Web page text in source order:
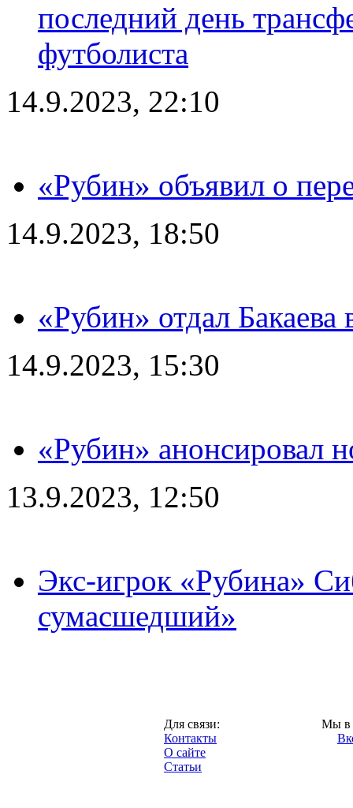
последний день
футболиста
14.9.2023, 22:10
«Рубин» объявил о
14.9.2023, 18:50
«Рубин» отдал
14.9.2023, 15:30
«Рубин» анонсировал
13.9.2023, 12:50
Экс-игрок «Рубина»
сумасшедший»
Для связи:
Контакты
О сайте
Статьи
Мы в